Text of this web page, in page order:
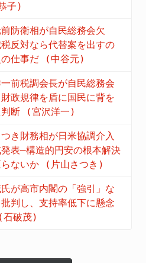
子)
防衛相が自民総務会欠
反対なら代替案を出すの
の仕事だ (中谷元)
前税調会長が自民総務会
政規律を盾に国民に背を
判断 (宮沢洋一)
き財務相が日米協調介入
表―構造的円安の根本解決
らないか (片山さつき)
が高市内閣の「強引」な
判し、支持率低下に懸念
破茂)